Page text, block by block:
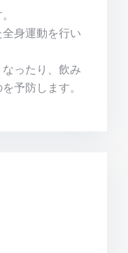
身運動を行い
ったり、飲み
予防します。